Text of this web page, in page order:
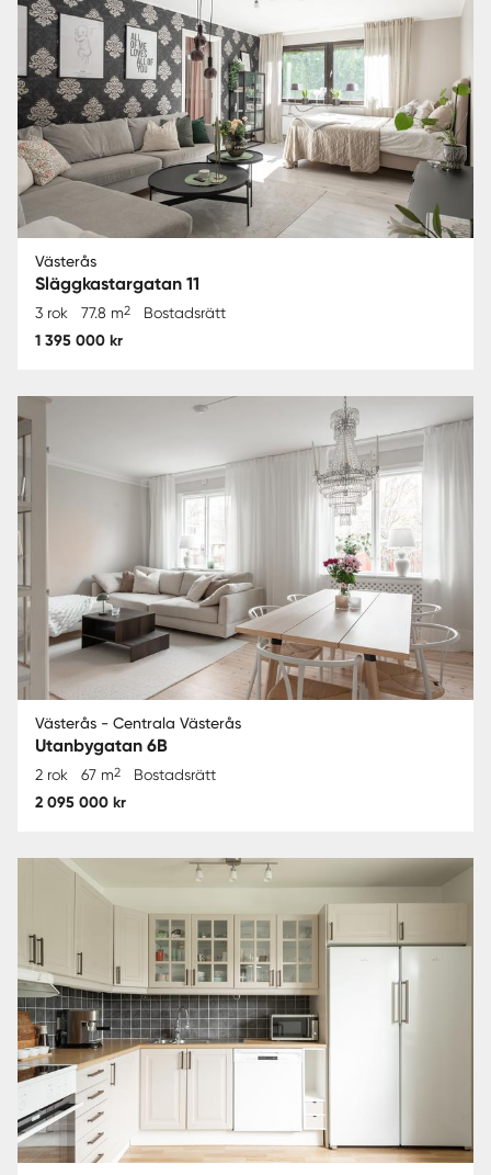
Västerås
Släggkastargatan 11
3 rok 77.8 m2 Bostadsrätt
1 395 000 kr
Västerås - Centrala Västerås
Utanbygatan 6B
2 rok 67 m2 Bostadsrätt
2 095 000 kr